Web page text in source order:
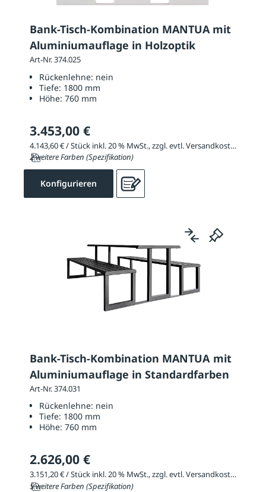
Bank-Tisch-Kombination MANTUA mit
Aluminiumauflage in Holzoptik
Art-Nr. 374.025
Rückenlehne: nein
Tiefe: 1800 mm
Höhe: 760 mm
3.453,00 €
4.143,60 € / Stück inkl. 20 % MwSt., zzgl. evtl. Versandkosten
2 weitere Farben (Spezifikation)
Konfigurieren
Bank-Tisch-Kombination MANTUA mit
Aluminiumauflage in Standardfarben
Art-Nr. 374.031
Rückenlehne: nein
Tiefe: 1800 mm
Höhe: 760 mm
2.626,00 €
3.151,20 € / Stück inkl. 20 % MwSt., zzgl. evtl. Versandkosten
5 weitere Farben (Spezifikation)